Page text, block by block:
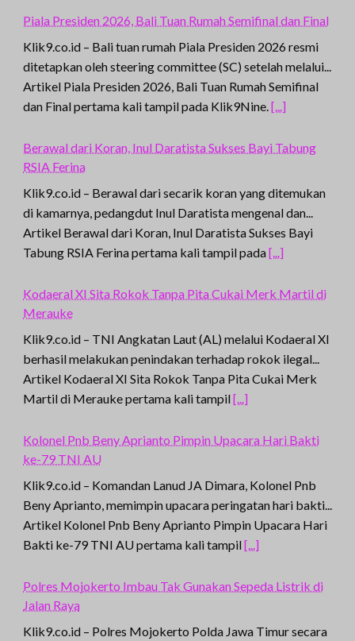
Piala Presiden 2026, Bali Tuan Rumah Semifinal dan Final
Klik9.co.id – Bali tuan rumah Piala Presiden 2026 resmi
ditetapkan oleh steering committee (SC) setelah melalui...
Artikel Piala Presiden 2026, Bali Tuan Rumah Semifinal
dan Final pertama kali tampil pada Klik9Nine. [...]
Berawal dari Koran, Inul Daratista Sukses Bayi Tabung
RSIA Ferina
Klik9.co.id – Berawal dari secarik koran yang ditemukan
di kamarnya, pedangdut Inul Daratista mengenal dan...
Artikel Berawal dari Koran, Inul Daratista Sukses Bayi
Tabung RSIA Ferina pertama kali tampil pada[...]
Kodaeral XI Sita Rokok Tanpa Pita Cukai Merk Martil di
Merauke
Klik9.co.id – TNI Angkatan Laut (AL) melalui Kodaeral XI
berhasil melakukan penindakan terhadap rokok ilegal...
Artikel Kodaeral XI Sita Rokok Tanpa Pita Cukai Merk
Martil di Merauke pertama kali tampil[...]
Kolonel Pnb Beny Aprianto Pimpin Upacara Hari Bakti
ke-79 TNI AU
Klik9.co.id – Komandan Lanud JA Dimara, Kolonel Pnb
Beny Aprianto, memimpin upacara peringatan hari bakti...
Artikel Kolonel Pnb Beny Aprianto Pimpin Upacara Hari
Bakti ke-79 TNI AU pertama kali tampil[...]
Polres Mojokerto Imbau Tak Gunakan Sepeda Listrik di
Jalan Raya
Klik9.co.id – Polres Mojokerto Polda Jawa Timur secara